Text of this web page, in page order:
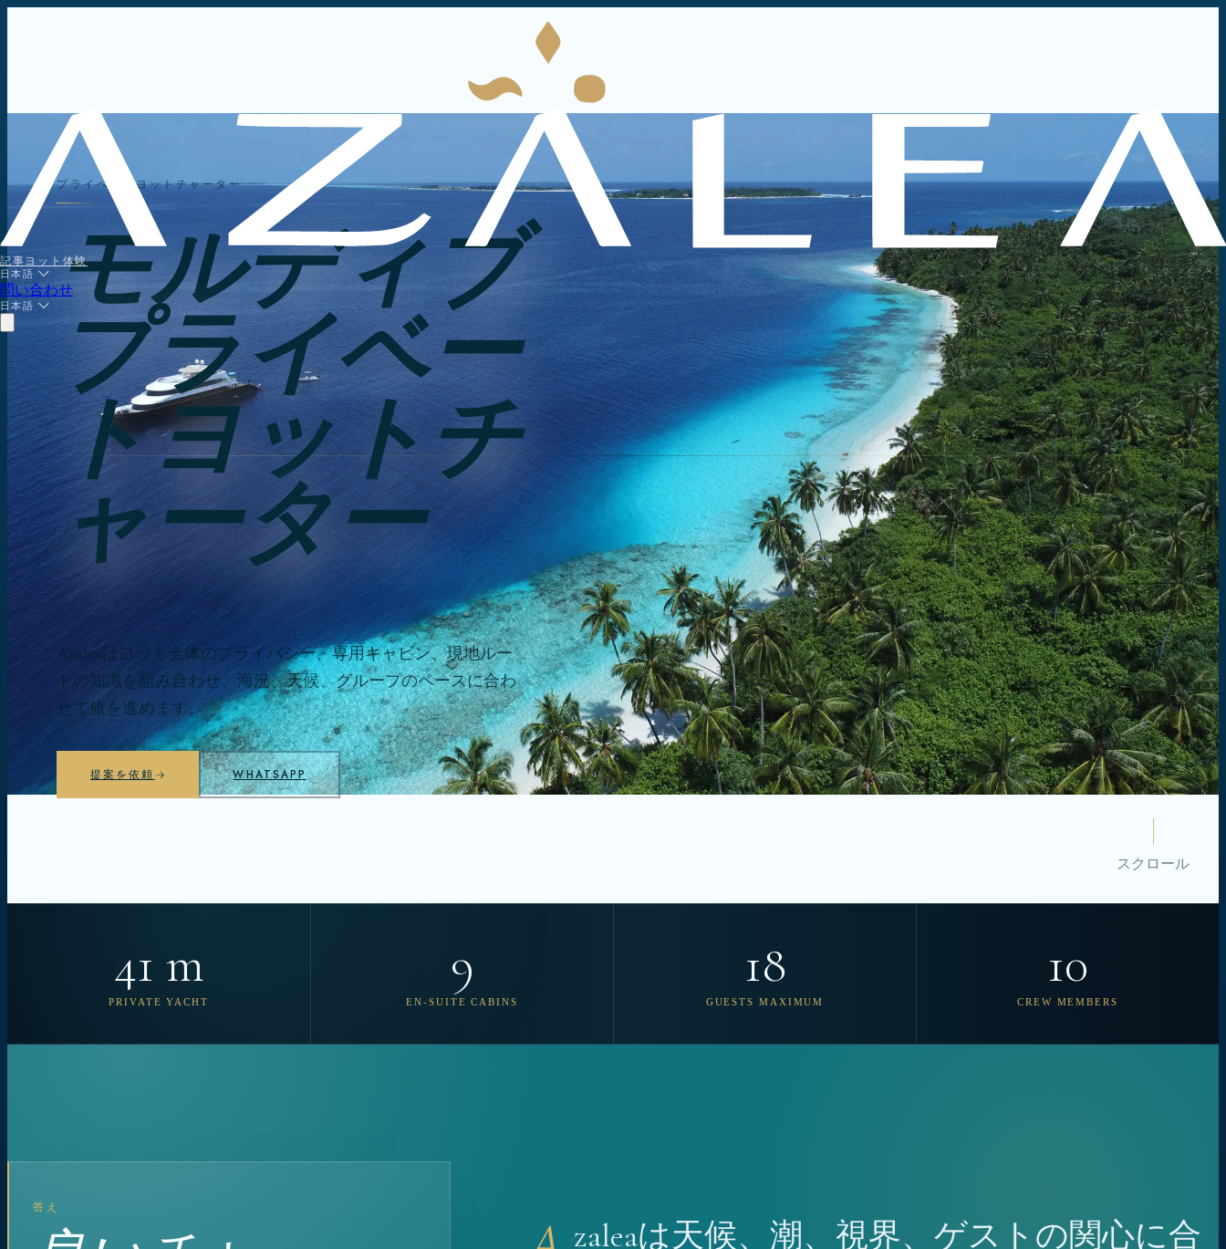
記事 ヨット 体験
日本語
問い合わせ
日本語
プライベートヨットチャーター
モルディブ
プライベー
トヨットチ
ャーター
Azaleaはヨット全体のプライバシー、専用キャビン、現地ルー
トの知識を組み合わせ、海況、天候、グループのペースに合わ
せて旅を進めます。
提案を依頼 WHATSAPP
スクロール
41 m
PRIVATE YACHT
9
EN-SUITE CABINS
18
GUESTS MAXIMUM
10
CREW MEMBERS
答え
zaleaは天候、潮、視界、ゲストの関心に合